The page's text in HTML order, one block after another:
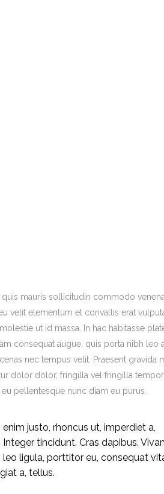
mauris sollicitudin commodo
velit elementum et convallis erat
ut id massa. In hac habitasse
consequat augue, quis porta nibh leo
nec tempus velit. Praesent gravida
dolor dolor, fringilla vel fringilla
pellentesque nunc diam eu purus.
justo, rhoncus ut, imperdiet a,
tincidunt. Cras dapibus.
ligula, porttitor eu, consequat
a, tellus.